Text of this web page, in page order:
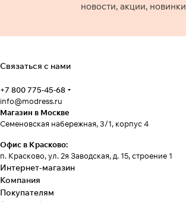
новости, акции, новинки
Связаться с нами
+7 800 775-45-68
info@modress.ru
Магазин в Москве
Семеновская набережная, 3/1, корпус 4
Офис в Красково:
п. Красково, ул. 2я Заводская, д. 15, строение 1
Интернет-магазин
Компания
Покупателям